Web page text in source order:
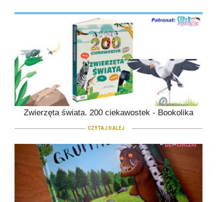
Zwierzęta świata. 200 ciekawostek - Bookolika
CZYTAJ DALEJ